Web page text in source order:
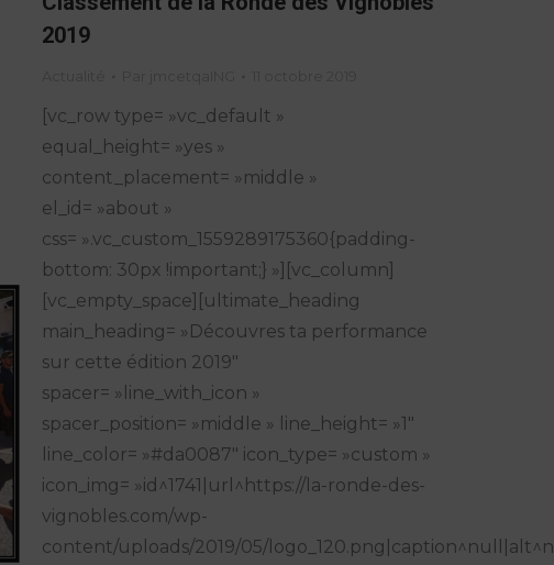
2019
[vc_row type= »vc_default »
equal_height= »yes »
content_placement= »middle »
el_id= »about »
css= ».vc_custom_1559289175360{padding-
bottom: 30px !important;} »][vc_column]
[vc_empty_space][ultimate_heading
main_heading= »Découvres ta performance
sur cette édition 2019″
spacer= »line_with_icon »
spacer_position= »middle » line_height= »1″
line_color= »#da0087″ icon_type= »custom »
icon_img= »id^1741|url^https://la-ronde-des-
vignobles.com/wp-
content/uploads/2019/05/